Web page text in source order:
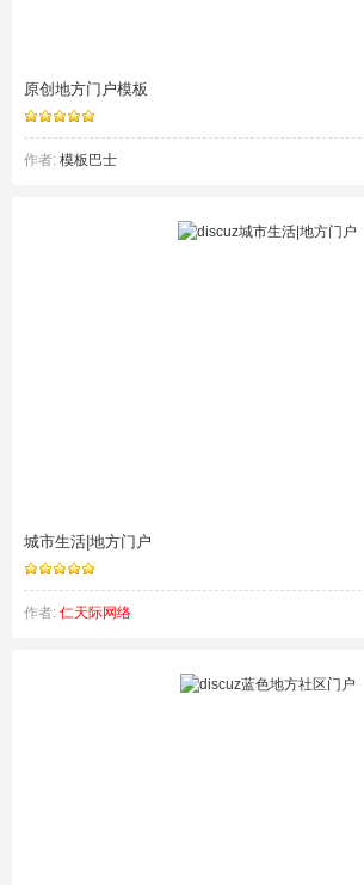
原创地方门户模板
作者: 模板巴士
城市生活|地方门户
作者: 仁天际网络